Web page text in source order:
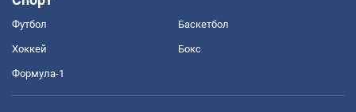
Футбол Баскетбол
Хоккей Бокс
Формула-1